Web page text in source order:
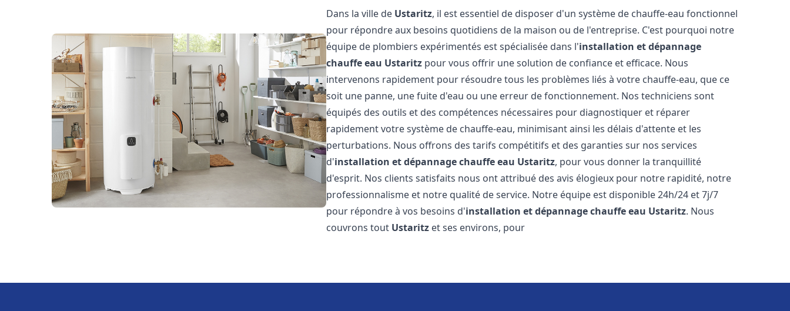
Dans la ville de Ustaritz, il est essentiel de disposer d'un système de chauffe-eau fonctionnel
pour répondre aux besoins quotidiens de la maison ou de l'entreprise. C'est pourquoi notre
équipe de plombiers expérimentés est spécialisée dans l'installation et dépannage
chauffe eau Ustaritz pour vous offrir une solution de confiance et efficace. Nous
intervenons rapidement pour résoudre tous les problèmes liés à votre chauffe-eau, que ce
soit une panne, une fuite d'eau ou une erreur de fonctionnement. Nos techniciens sont
équipés des outils et des compétences nécessaires pour diagnostiquer et réparer
rapidement votre système de chauffe-eau, minimisant ainsi les délais d'attente et les
perturbations. Nous offrons des tarifs compétitifs et des garanties sur nos services
d'installation et dépannage chauffe eau Ustaritz, pour vous donner la tranquillité
d'esprit. Nos clients satisfaits nous ont attribué des avis élogieux pour notre rapidité, notre
professionnalisme et notre qualité de service. Notre équipe est disponible 24h/24 et 7j/7
pour répondre à vos besoins d'installation et dépannage chauffe eau Ustaritz. Nous
couvrons tout Ustaritz et ses environs, pour